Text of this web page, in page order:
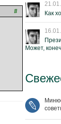
#
Как
Может,